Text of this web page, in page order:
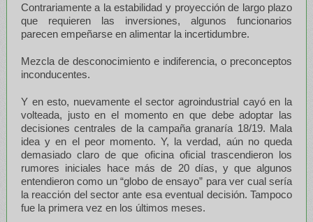
Contrariamente a la estabilidad y proyección de largo plazo
que requieren las inversiones, algunos funcionarios
parecen empeñarse en alimentar la incertidumbre.
Mezcla de desconocimiento e indiferencia, o preconceptos
inconducentes.
Y en esto, nuevamente el sector agroindustrial cayó en la
volteada, justo en el momento en que debe adoptar las
decisiones centrales de la campaña granaría 18/19. Mala
idea y en el peor momento. Y, la verdad, aún no queda
demasiado claro de que oficina oficial trascendieron los
rumores iniciales hace más de 20 días, y que algunos
entendieron como un “globo de ensayo” para ver cual sería
la reacción del sector ante esa eventual decisión. Tampoco
fue la primera vez en los últimos meses.